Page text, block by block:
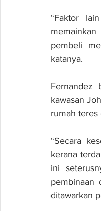
“Faktor
pembeli
katanya.
Fernandez
kawasan
rumah teres
“Secara
kerana
ini
pembinaan
ditawarkan